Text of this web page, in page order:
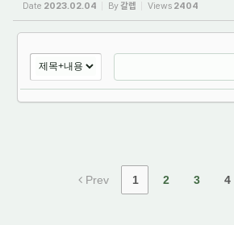
Date 2023.02.04 By갈렙 Views 2404
Prev 1 2 3 4